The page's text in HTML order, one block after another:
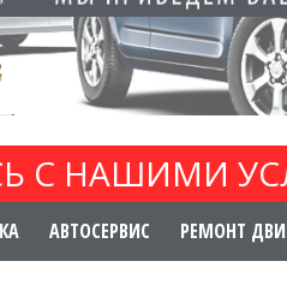
С НАШИМИ
АВТОСЕРВИС РЕМОНТ